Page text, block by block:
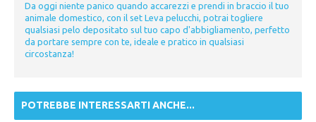
Da oggi niente panico quando accarezzi e prendi in braccio il tuo
animale domestico, con il set Leva pelucchi, potrai togliere
qualsiasi pelo depositato sul tuo capo d'abbigliamento, perfetto
da portare sempre con te, ideale e pratico in qualsiasi
circostanza!
POTREBBE INTERESSARTI ANCHE...